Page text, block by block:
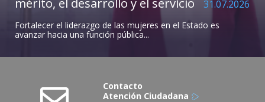
31.07.2026
Fortalecer el liderazgo de las mujeres en el Estado es
avanzar hacia una función pública...
Contacto
Atención Ciudadana